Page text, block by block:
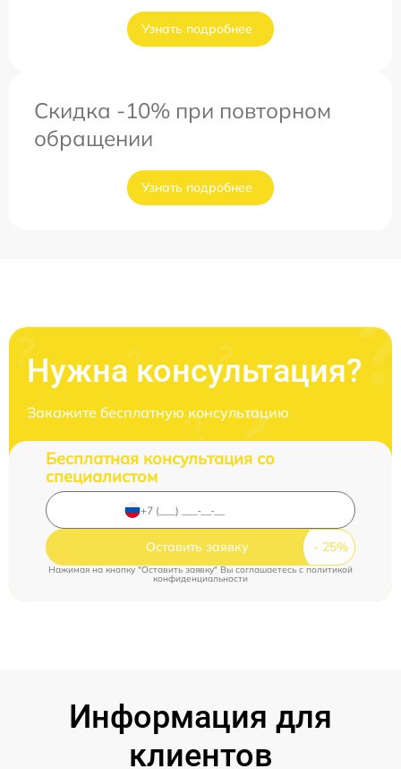
Узнать подробнее
Скидка -10% при повторном
обращении
Узнать подробнее
Нужна консультация?
Закажите бесплатную консультацию
Бесплатная консультация со
специалистом
Оставить заявку
Нажимая на кнопку "Оставить заявку" Вы соглашаетесь cполитикой
конфиденциальности
Информация для
клиентов